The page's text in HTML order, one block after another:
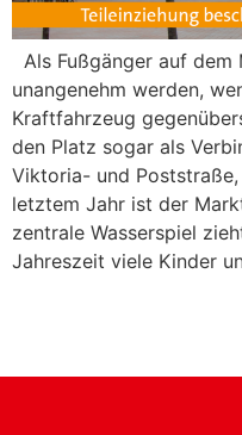
Als Fußgänger auf
unangenehm werden,
Kraftfahrzeug
den Platz sogar als
Viktoria- und
letztem Jahr ist der
zentrale Wasserspiel
Jahreszeit viele Kinder